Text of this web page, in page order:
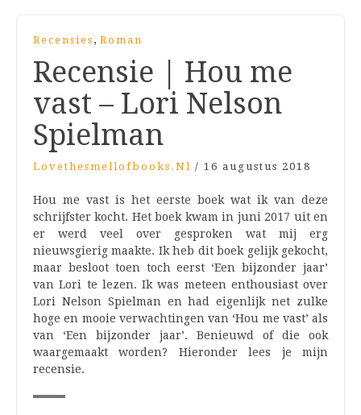
Recensies , Roman
Recensie | Hou me
vast – Lori Nelson
Spielman
Lovethesmellofbooks.nl / 16 augustus 2018
Hou me vast is het eerste boek wat ik van deze
schrijfster kocht. Het boek kwam in juni 2017 uit en
er werd veel over gesproken wat mij erg
nieuwsgierig maakte. Ik heb dit boek gelijk gekocht,
maar besloot toen toch eerst ‘Een bijzonder jaar’
van Lori te lezen. Ik was meteen enthousiast over
Lori Nelson Spielman en had eigenlijk net zulke
hoge en mooie verwachtingen van ‘Hou me vast’ als
van ‘Een bijzonder jaar’. Benieuwd of die ook
waargemaakt worden? Hieronder lees je mijn
recensie.